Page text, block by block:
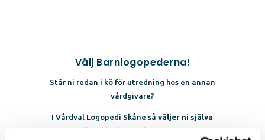
Välj Barnlogopederna!
Står ni redan i kö för utredning hos en annan
vårdgivare?
I Vårdval Logopedi Skåne såväljer ni själva
vilken klinik som ska hjälpa er.